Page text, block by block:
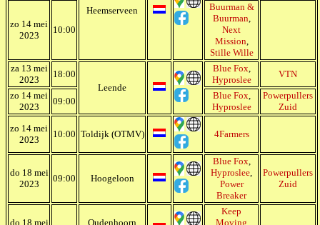
Heemserveen
zo 14 mei
2023
10:00
Buurman &
Buurman
Next
Mission
Stille Wille
za 13 mei
2023
18:00
Leende
Blue Fox
Hyproslee
VTN
zo 14 mei
2023
09:00
Blue Fox
Hyproslee
Powerpullers
Zuid
zo 14 mei
2023
10:00 Toldijk (OTMV) 4Farmers
do 18 mei
2023
09:00 Hoogeloon
Blue Fox
Hyproslee
Power
Breaker
Powerpullers
Zuid
do 18 mei
Oudenhoorn
Keep
Moving